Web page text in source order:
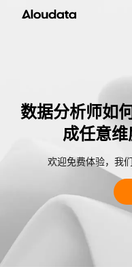
数据分析师如
成任意维
欢迎免费体验，我